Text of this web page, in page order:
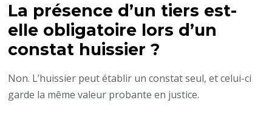
La présence d’un tiers est-
elle obligatoire lors d’un
constat huissier ?
Non. L’huissier peut établir un constat seul, et celui-ci
garde la même valeur probante en justice.